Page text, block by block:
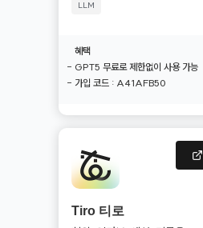
LLM
혜택
- GPT5 무료로 제한없이 사용 가능
- 가입 코드 : A41AFB50
Tiro 티로